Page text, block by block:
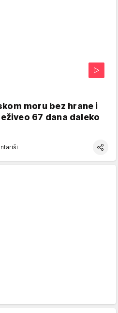
moru bez hrane i
67 dana daleko